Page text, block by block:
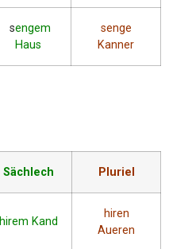
sengem
Haus
senge
Kanner
Sächlech Pluriel
hirem Kand
hiren
Aueren